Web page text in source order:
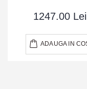
1247.00 Lei
ADAUGA IN